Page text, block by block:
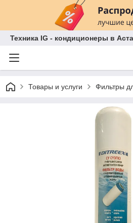
Техника IG - кондиционеры в
Товары и услуги Фильтры